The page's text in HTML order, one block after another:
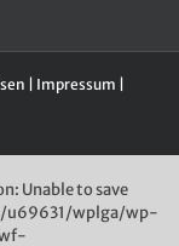
| Impressum
Unable to save
u69631/wplga/wp-